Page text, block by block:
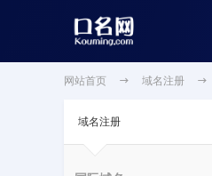
网站首页  域名注册 
域名注册